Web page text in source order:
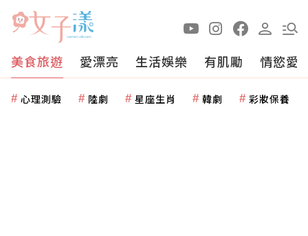
美食旅遊 愛漂亮 生活娛樂 有肌勵 情慾愛
心理測驗 陸劇 星座生肖 韓劇 彩妝保養